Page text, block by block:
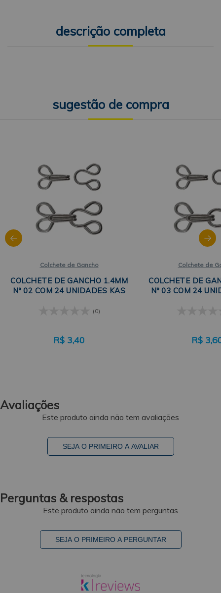
descrição completa
Colchete de Gancho
COLCHETE DE GANCHO 1.4MM
Nº 02 COM 24 UNIDADES KAS
(0)
R$ 3,40
Colchete de
COLCHETE DE
Nº 03 COM 24
R$
Avaliações
Este produto ainda não tem avaliações
SEJA O PRIMEIRO A AVALIAR
Perguntas & respostas
Este produto ainda não tem perguntas
SEJA O PRIMEIRO A PERGUNTAR